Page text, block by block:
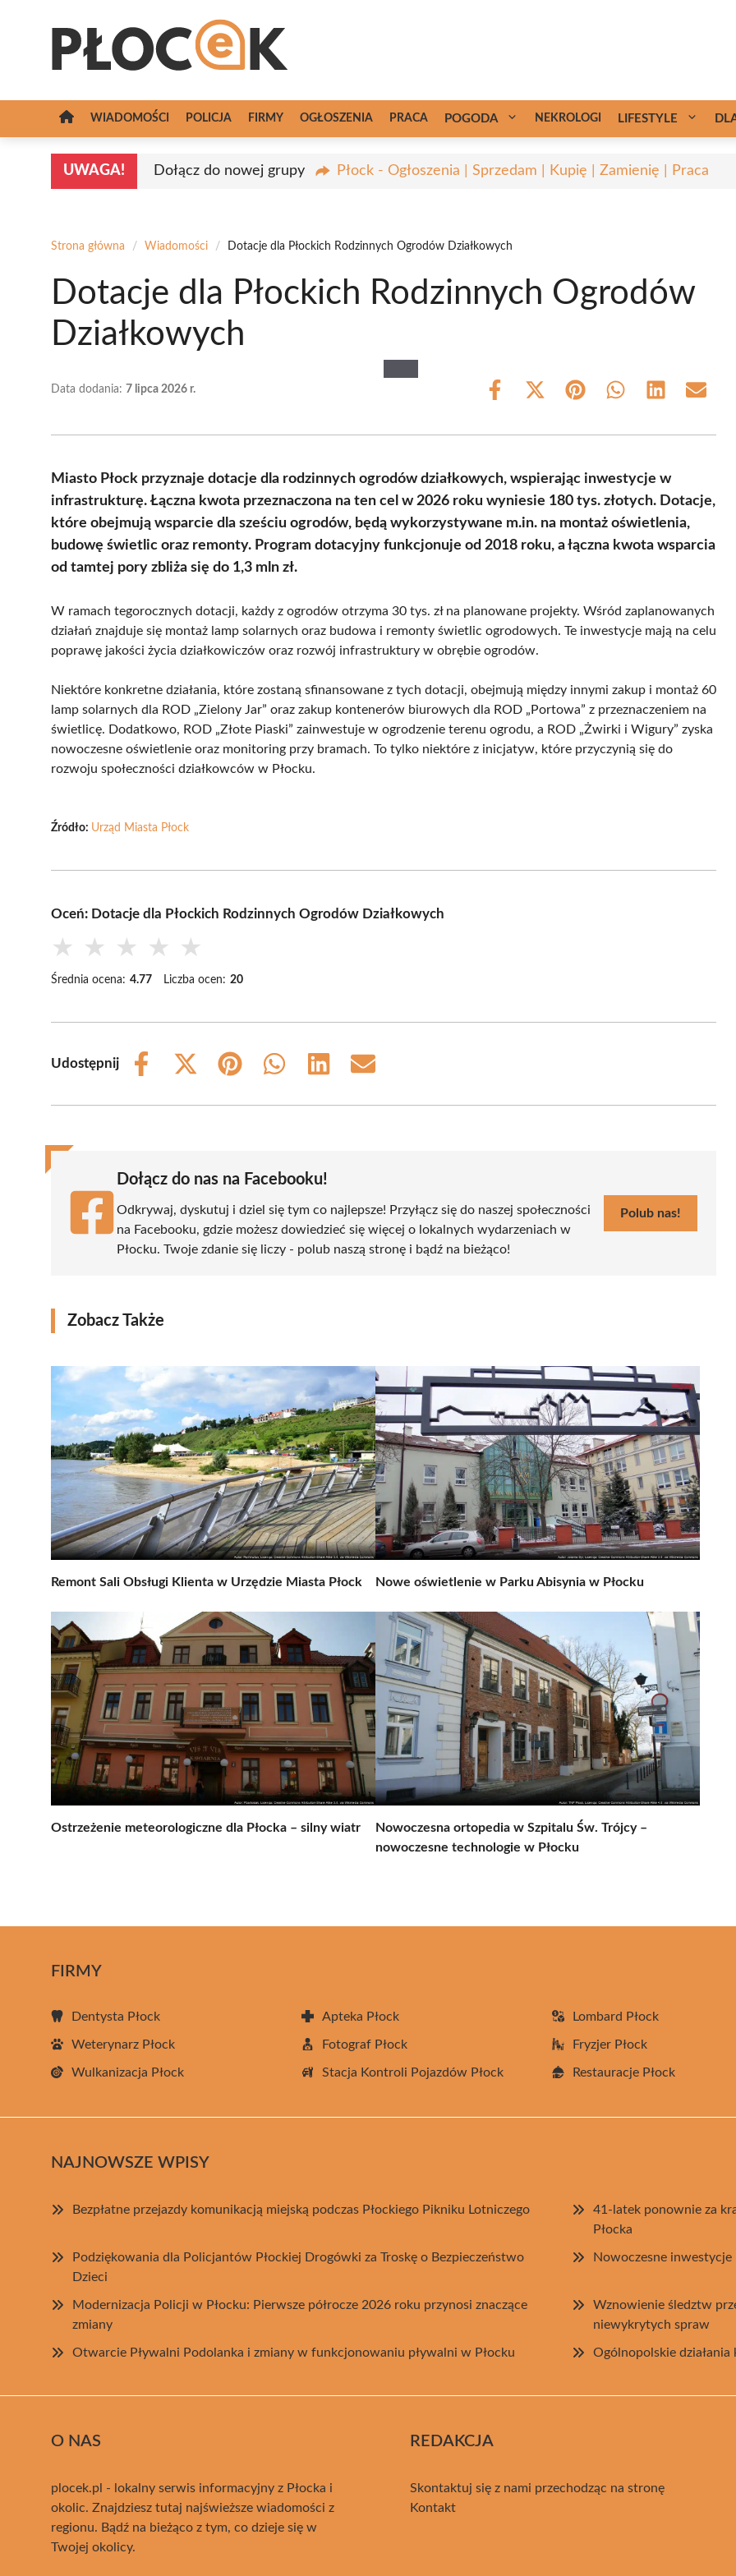
WIADOMOŚCI POLICJA FIRMY OGŁOSZENIA PRACA POGODA NEKROLOGI LIFESTYLE
UWAGA! Dołącz do nowej grupy Płock - Ogłoszenia | Sprzedam | Kupię | Zamienię | Praca
Strona główna / Wiadomości / Dotacje dla Płockich Rodzinnych Ogrodów Działkowych
Dotacje dla Płockich Rodzinnych Ogrodów
Działkowych
Data dodania: 7 lipca 2026 r.
Share
Share
(Twitter)
Share Share Share Share
Miasto Płock przyznaje dotacje dla rodzinnych ogrodów działkowych, wspierając inwestycje w
infrastrukturę. Łączna kwota przeznaczona na ten cel w 2026 roku wyniesie 180 tys. złotych. Dotacje,
które obejmują wsparcie dla sześciu ogrodów, będą wykorzystywane m.in. na montaż oświetlenia,
budowę świetlic oraz remonty. Program dotacyjny funkcjonuje od 2018 roku, a łączna kwota wsparcia
od tamtej pory zbliża się do 1,3 mln zł.
W ramach tegorocznych dotacji, każdy z ogrodów otrzyma 30 tys. zł na planowane projekty. Wśród zaplanowanych
działań znajduje się montaż lamp solarnych oraz budowa i remonty świetlic ogrodowych. Te inwestycje mają na celu
poprawę jakości życia działkowiczów oraz rozwój infrastruktury w obrębie ogrodów.
Niektóre konkretne działania, które zostaną sfinansowane z tych dotacji, obejmują między innymi zakup i montaż 60
lamp solarnych dla ROD „Zielony Jar” oraz zakup kontenerów biurowych dla ROD „Portowa” z przeznaczeniem na
świetlicę. Dodatkowo, ROD „Złote Piaski” zainwestuje w ogrodzenie terenu ogrodu, a ROD „Żwirki i Wigury” zyska
nowoczesne oświetlenie oraz monitoring przy bramach. To tylko niektóre z inicjatyw, które przyczynią się do
rozwoju społeczności działkowców w Płocku.
Źródło: Urząd Miasta Płock
Oceń: Dotacje dla Płockich Rodzinnych Ogrodów Działkowych
★ ★ ★ ★ ★
Średnia ocena: 4.77 Liczba ocen: 20
Udostępnij
Share
Share
(Twitter)
Share
Share
Share
Share
Dołącz do nas na Facebooku!
Odkrywaj, dyskutuj i dziel się tym co najlepsze! Przyłącz się do naszej społeczności
na Facebooku, gdzie możesz dowiedzieć się więcej o lokalnych wydarzeniach w
Płocku. Twoje zdanie się liczy - polub naszą stronę i bądź na bieżąco!
Polub nas!
Zobacz Także
Remont Sali Obsługi Klienta w Urzędzie Miasta Płock Nowe oświetlenie w Parku Abisynia w Płocku
Ostrzeżenie meteorologiczne dla Płocka – silny wiatr
Nowoczesna ortopedia w Szpitalu Św. Trójcy –
nowoczesne technologie w Płocku
FIRMY
Dentysta Płock Apteka Płock Lombard Płock
Weterynarz Płock Fotograf Płock Fryzjer Płock
Wulkanizacja Płock Stacja Kontroli Pojazdów Płock Restauracje Płock
NAJNOWSZE WPISY
Bezpłatne przejazdy komunikacją miejską podczas Płockiego Pikniku Lotniczego
41-latek ponownie za
Płocka
Podziękowania dla Policjantów Płockiej Drogówki za Troskę o Bezpieczeństwo
Dzieci
Nowoczesne
Modernizacja Policji w Płocku: Pierwsze półrocze 2026 roku przynosi znaczące
zmiany
Wznowienie śledztw
niewykrytych spraw
Otwarcie Pływalni Podolanka i zmiany w funkcjonowaniu pływalni w Płocku Ogólnopolskie działania
O NAS
plocek.pl - lokalny serwis informacyjny z Płocka i
okolic. Znajdziesz tutaj najświeższe wiadomości z
regionu. Bądź na bieżąco z tym, co dzieje się w
Twojej okolicy.
REDAKCJA
Skontaktuj się z nami przechodząc na stronę
Kontakt